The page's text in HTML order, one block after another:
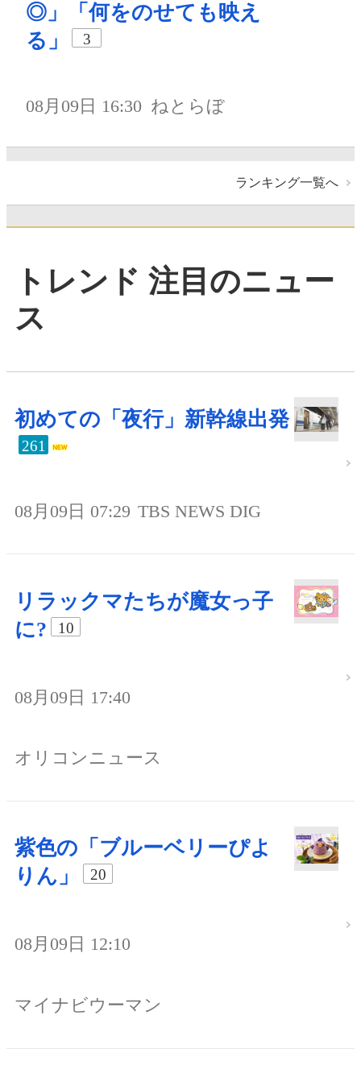
◎」「何をのせても映え
る」
3
08月09日 16:30 ねとらぼ
ランキング一覧へ
トレンド 注目のニュー
ス
初めての「夜行」新幹線出発
261
08月09日 07:29 TBS NEWS DIG
リラックマたちが魔女っ子
に?
10
08月09日 17:40
オリコンニュース
紫色の「ブルーベリーぴよ
りん」
20
08月09日 12:10
マイナビウーマン